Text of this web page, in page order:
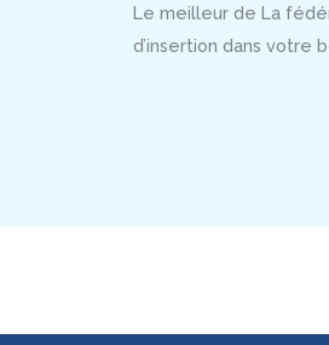
Le meilleur de La
d’insertion dans votre